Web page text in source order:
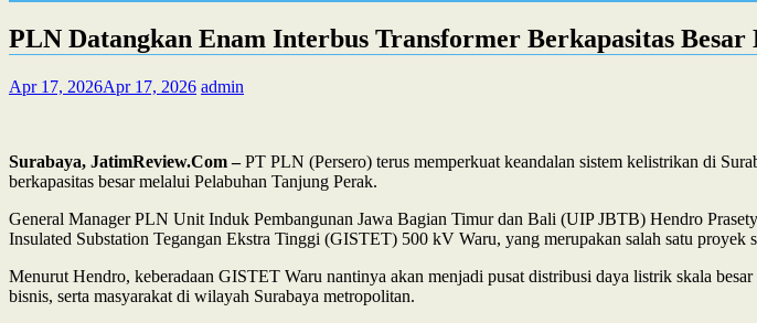
PLN Datangkan Enam Interbus Transformer Berkapasitas
Apr 17, 2026Apr 17, 2026 admin
Surabaya, JatimReview.Com –PT PLN (Persero) terus memperkuat keandalan sistem kelistrikan di
berkapasitas besar melalui Pelabuhan Tanjung Perak.
General Manager PLN Unit Induk Pembangunan Jawa Bagian Timur dan Bali (UIP JBTB) Hendro
Insulated Substation Tegangan Ekstra Tinggi (GISTET) 500 kV Waru, yang merupakan salah satu proyek
Menurut Hendro, keberadaan GISTET Waru nantinya akan menjadi pusat distribusi daya listrik skala
bisnis, serta masyarakat di wilayah Surabaya metropolitan.